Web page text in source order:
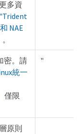
多資
"Trident
NAE
。
密。請
統一
僅限
"
原則